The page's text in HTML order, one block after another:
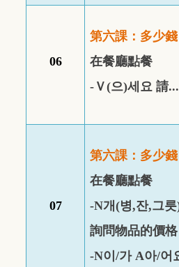
06
第六課：多少錢
在餐廳點餐
- Ｖ(으)세요 請...
07
第六課：多少錢
在餐廳點餐
-N개 (병,잔,그릇
詢問物品的價格
-N이 /가 A아/어